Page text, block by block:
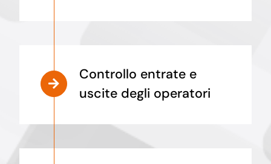
Controllo entrate e
uscite degli operatori